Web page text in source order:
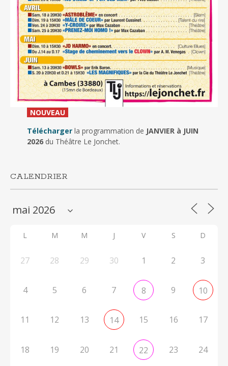
NOUVEAU_
Télécharger la programmation de JANVIER à JUIN
2026du Théâtre Le Jonchet.
CALENDRIER
L M M J V S D
27 28 29 30 1 2 3
4 5 6 7 8 9 10
11 12 13 14 15 16 17
18 19 20 21 22 23 24